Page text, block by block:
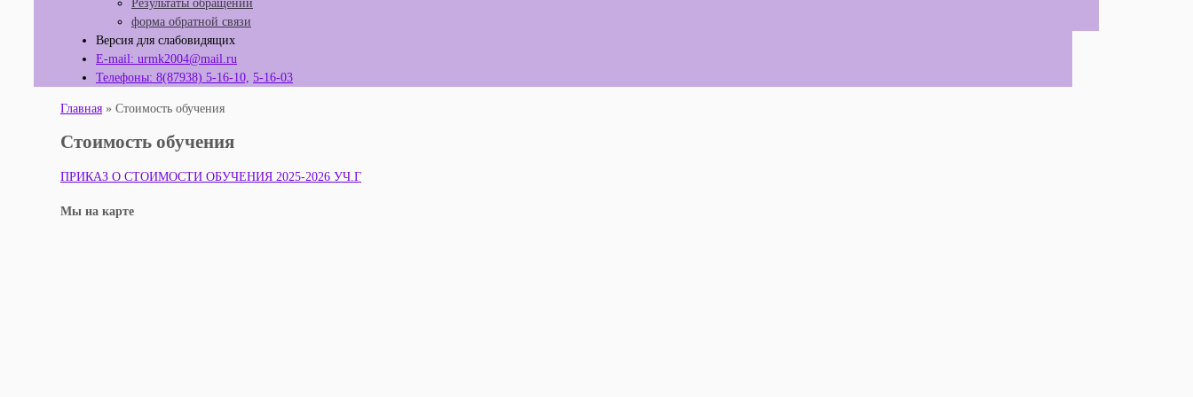
форма обратной связи
Версия для слабовидящих
E-mail: urmk2004@mail.ru
Телефоны: 8(87938) 5-16-10, 5-16-03
Главная » Стоимость обучения
Стоимость обучения
ПРИКАЗ О СТОИМОСТИ ОБУЧЕНИЯ 2025-2026 УЧ.Г
Мы на карте